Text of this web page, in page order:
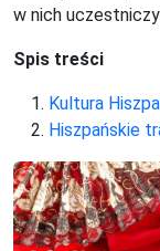
w nich
Spis treści
Kultura
Hiszpańskie